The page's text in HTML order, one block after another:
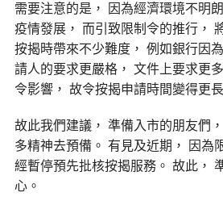
需要注意的是， 因為經濟環境不明
疫情發展， 而引致限制令的推行，
按揭時帶來不少難度， 例如銀行因
請人的要求更嚴格， 文件上要求更
令影響， 故令按揭申請時間變得更長
故此我們建議， 準備入市的朋友們
多精神去預備。 有見及近期， 因為
經暫停預先批核按揭服務。 故此，
心。